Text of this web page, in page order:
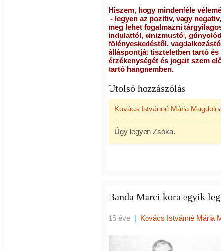
Hiszem, hogy mindenféle
- legyen az pozitiv, vagy
meg lehet fogalmazni
indulattól, cinizmustól,
fölényeskedéstől,
álláspontját tiszteletben tartó
érzékenységét és jogait szem
tartó hangnemben.
Utolsó hozzászólás
Kovács Istvánné Mária
Úgy legyen Zsóka.
Banda Marci kora egyik
15 éve | Kovács Istvánné Mária